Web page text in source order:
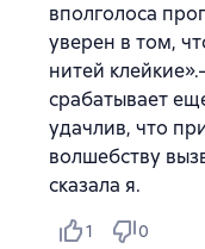
вполголоса
уверен в том,
нитей
срабатывает
удачлив, что
волшебству
сказала я.
1 0